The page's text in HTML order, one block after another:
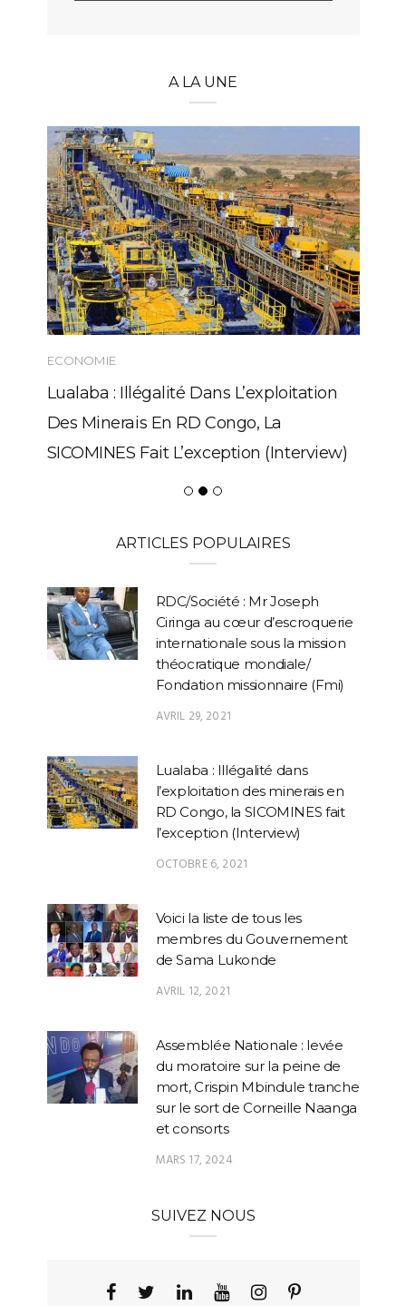
A LA UNE
ECONOMIE
Lualaba : Illégalité Dans L’exploitation
Des Minerais En RD Congo, La
SICOMINES Fait L’exception (Interview)
ARTICLES POPULAIRES
RDC/Société : Mr Joseph
Ciringa au cœur d’escroquerie
internationale sous la mission
théocratique mondiale/
Fondation missionnaire (Fmi)
AVRIL 29, 2021
Lualaba : Illégalité dans
l’exploitation des minerais en
RD Congo, la SICOMINES fait
l’exception (Interview)
OCTOBRE 6, 2021
Voici la liste de tous les
membres du Gouvernement
de Sama Lukonde
AVRIL 12, 2021
Assemblée Nationale : levée
du moratoire sur la peine de
mort, Crispin Mbindule tranche
sur le sort de Corneille Naanga
et consorts
MARS 17, 2024
SUIVEZ NOUS